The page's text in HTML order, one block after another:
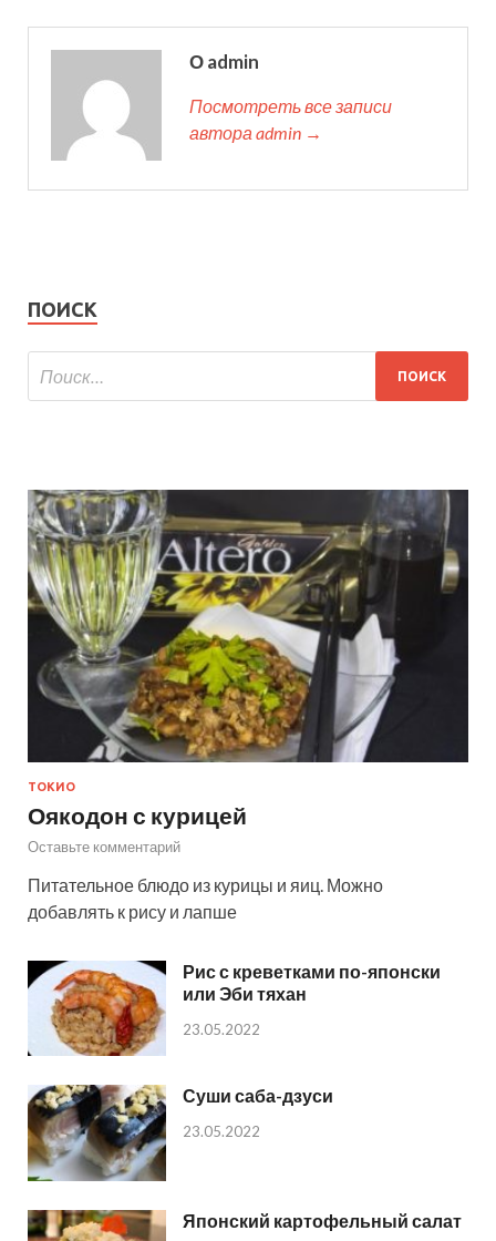
О admin
Посмотреть все записи
автора admin →
ПОИСК
ТОКИО
Оякодон с курицей
Оставьте комментарий
Питательное блюдо из курицы и яиц. Можно
добавлять к рису и лапше
Рис с креветками по-японски
или Эби тяхан
23.05.2022
Суши саба-дзуси
23.05.2022
Японский картофельный салат